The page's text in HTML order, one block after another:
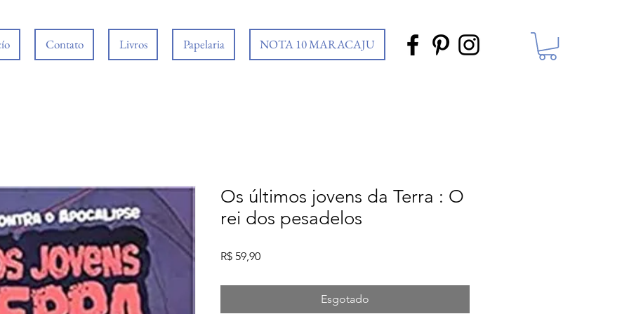
Contato Livros Papelaria NOTA 10 MARACAJU
Os últimos jovens da Terra : O
rei dos pesadelos
R$ 59,90Preço
Esgotado